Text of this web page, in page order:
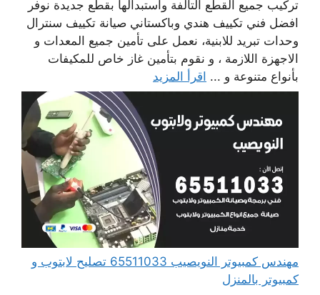
تركيب جميع القطع التالفة واستبدالها بقطع جديدة نوفر
افضل فني تكييف هندي وباكستاني صيانة تكييف سنترال
وحدات تبريد للابنية، نعمل على تأمين جميع المعدات و
الاجهزة اللازمة ، و نقوم بتأمين غاز خاص للمكيفات
بأنواع متنوعة و ... اقرأ المزيد
مهندس كمبيوتر النويصيب 65511033 تصليح لابتوب و
كمبيوتر بالمنزل